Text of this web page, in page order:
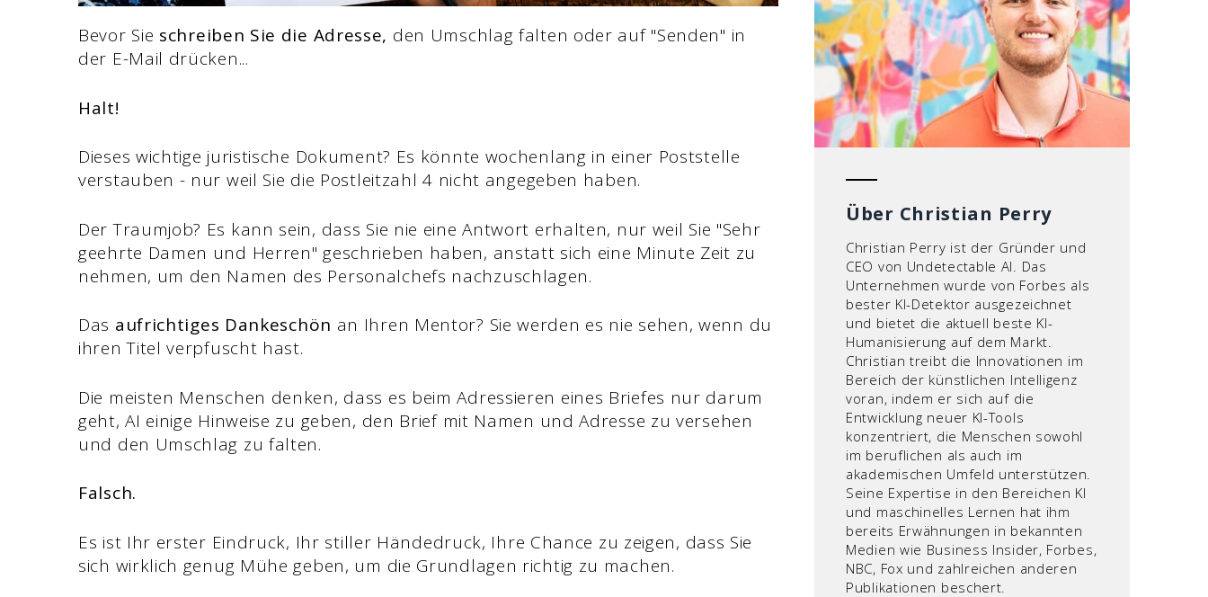
Bevor Sie schreiben Sie die Adresse, den Umschlag falten oder auf "Senden" in
der E-Mail drücken...
Halt!
Dieses wichtige juristische Dokument? Es könnte wochenlang in einer Poststelle
verstauben - nur weil Sie die Postleitzahl 4 nicht angegeben haben.
Der Traumjob? Es kann sein, dass Sie nie eine Antwort erhalten, nur weil Sie "Sehr
geehrte Damen und Herren" geschrieben haben, anstatt sich eine Minute Zeit zu
nehmen, um den Namen des Personalchefs nachzuschlagen.
Das aufrichtiges Dankeschön an Ihren Mentor? Sie werden es nie sehen, wenn du
ihren Titel verpfuscht hast.
Die meisten Menschen denken, dass es beim Adressieren eines Briefes nur darum
geht, AI einige Hinweise zu geben, den Brief mit Namen und Adresse zu versehen
und den Umschlag zu falten.
Falsch.
Es ist Ihr erster Eindruck, Ihr stiller Händedruck, Ihre Chance zu zeigen, dass Sie
sich wirklich genug Mühe geben, um die Grundlagen richtig zu machen.
Über Christian Perry
Christian Perry ist der Gründer und
CEO von Undetectable AI. Das
Unternehmen wurde von Forbes als
bester KI-Detektor ausgezeichnet
und bietet die aktuell beste KI-
Humanisierung auf dem Markt.
Christian treibt die Innovationen im
Bereich der künstlichen Intelligenz
voran, indem er sich auf die
Entwicklung neuer KI-Tools
konzentriert, die Menschen sowohl
im beruflichen als auch im
akademischen Umfeld unterstützen.
Seine Expertise in den Bereichen KI
und maschinelles Lernen hat ihm
bereits Erwähnungen in bekannten
Medien wie Business Insider, Forbes,
NBC, Fox und zahlreichen anderen
Publikationen beschert.